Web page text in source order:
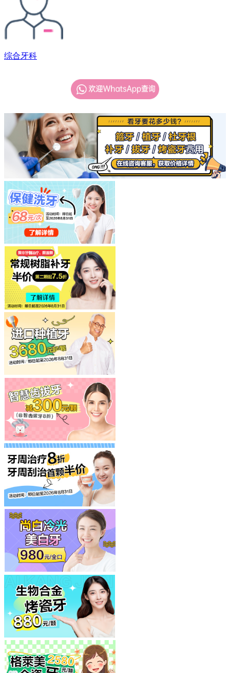
综合牙科